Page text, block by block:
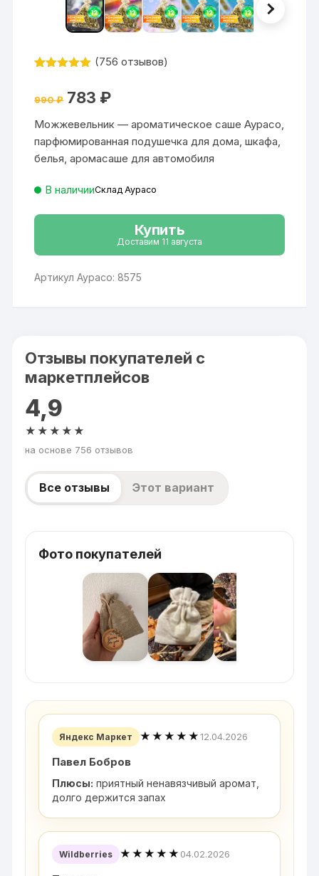
на основе
пользовател
ей
(756 отзывов)
990₽ Первоначальная
цена
990 ₽.
783 ₽Текущая
Можжевельник — ароматическое саше Аурасо,
парфюмированная подушечка для дома, шкафа,
белья, аромасаше для автомобиля
В наличииСклад Аурасо
Купить
Доставим 11 августа
Артикул Аурасо: 8575
Отзывы покупателей с
маркетплейсов
4,9
★★★★★
на основе 756 отзывов
Все отзывы Этот вариант
Фото покупателей
Яндекс Маркет ★★★★★12.04.2026
Павел Бобров
Плюсы: приятный ненавязчивый аромат,
долго держится запах
Wildberries ★★★★★ 04.02.2026